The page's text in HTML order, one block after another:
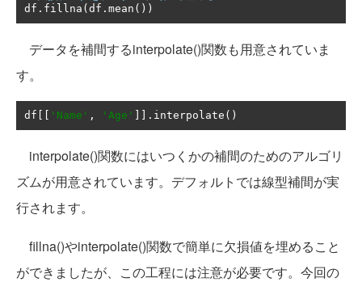
df . fillna (df . mean ())
データを補間するinterpolate()関数も用意されていま
す。
df [[ 'Name' , 'Age' ]]. interpolate ()
interpolate()関数にはいつくかの補間のためのアルゴリ
ズムが用意されています。デフォルトでは線型補間が実
行されます。
fillna()やinterpolate()関数で簡単に欠損値を埋めること
ができましたが、この工程には注意が必要です。今回の